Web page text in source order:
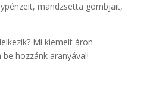
mandzsetta gombjait,
Mi kiemelt áron
hozzánk aranyával!